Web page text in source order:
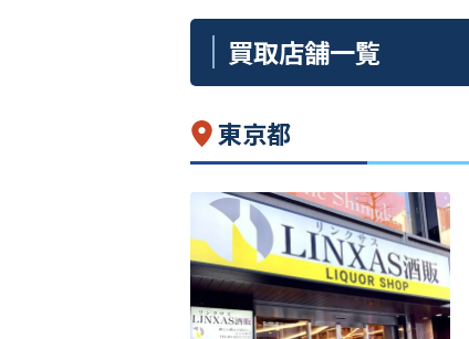
買取店舗一覧
東京都